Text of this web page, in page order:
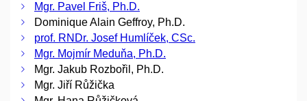
Mgr. Pavel Friš, Ph.D.
Dominique Alain Geffroy, Ph.D.
prof. RNDr. Josef Humlíček, CSc.
Mgr. Mojmír Meduňa, Ph.D.
Mgr. Jakub Rozbořil, Ph.D.
Mgr. Jiří Růžička